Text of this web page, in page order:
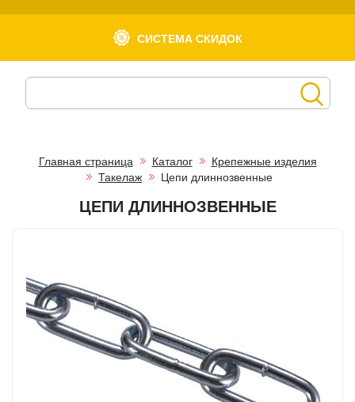
СИСТЕМА СКИДОК
Главная страница Каталог
Крепежные изделия
Такелаж
Цепи длиннозвенные
ЦЕПИ ДЛИННОЗВЕННЫЕ